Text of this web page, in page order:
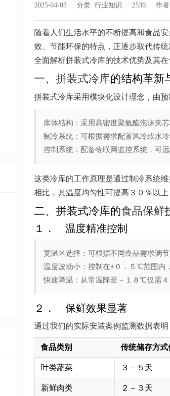
2025-04-03 分类: 行业知识 2539 作者
随着人们生活水平的不断提高和食品
效、节能环保的特点，正逐步取代传
全面解析拼装式冷库的技术优势及其在
一、 拼装式冷库的结构革新
拼装式冷库采用模块化设计理念，由
库体结构：采用高密度聚氨酯泡沫夹
制冷系统：可根据需求配置风冷或水
控制系统：配备物联网监控系统，可
这类冷库的工作原理是通过制冷系统
相比，其温度均匀性可提高３０％以上
二、拼装式冷库的食品保鲜
１． 温度精准控制
宽温区选择：可根据不同食品需求调
温度波动小：控制在±０．５℃范围内
快速降温：从常温降至－１８℃仅需
２． 保鲜效果显著
通过我们的实际安装案例监测数据表明
食品类别 传统储存方式
叶类蔬菜 ３－５天
新鲜肉类 ２－３天